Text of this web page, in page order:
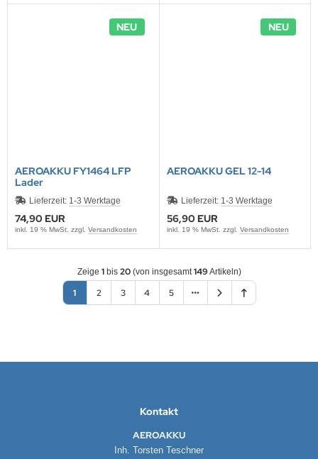
NEU
AEROAKKU FY1464 LFP
Lader
Lieferzeit: 1-3 Werktage
74,90 EUR
inkl. 19 % MwSt. zzgl. Versandkosten
NEU
AEROAKKU GEL 12-14
Lieferzeit: 1-3 Werktage
56,90 EUR
inkl. 19 % MwSt. zzgl. Versandkosten
Zeige 1bis 20(von insgesamt149 Artikeln)
1 2 3 4 5
Kontakt
AEROAKKU
Inh. Torsten Teschner